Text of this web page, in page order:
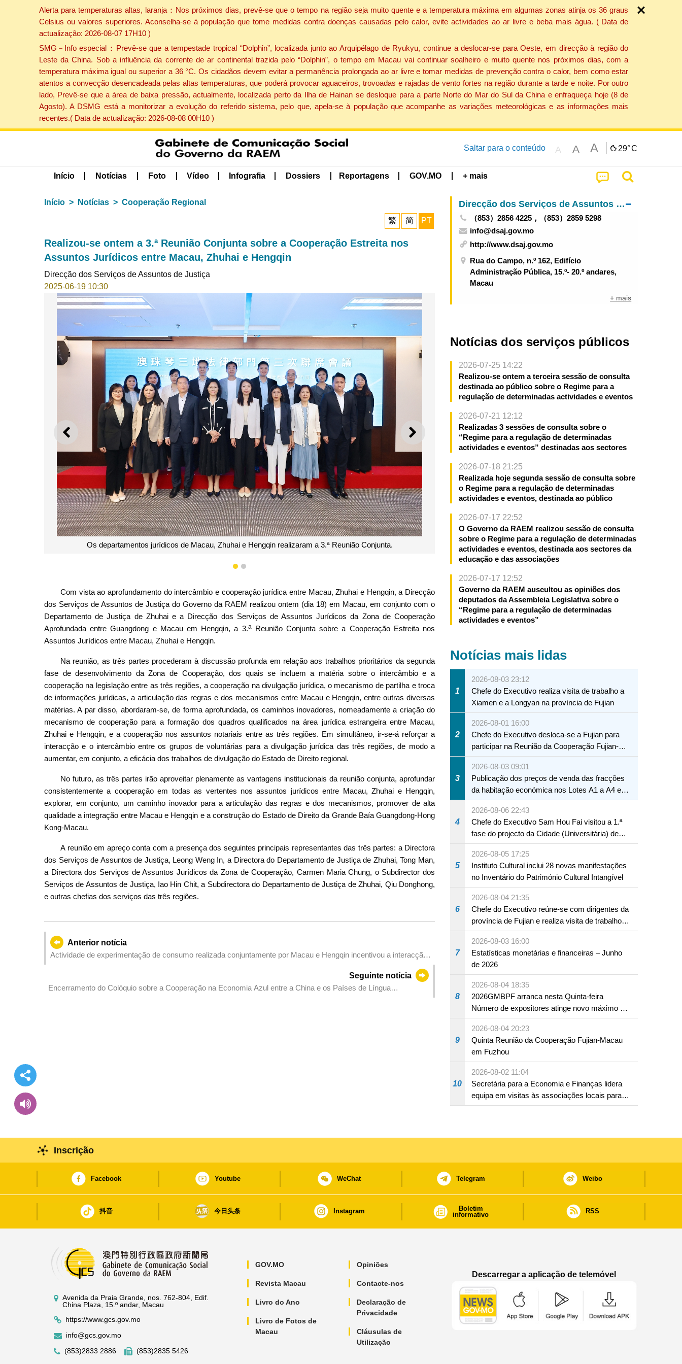
Alerta para temperaturas altas, laranja：Nos próximos dias, prevê-se que o tempo na região seja muito quente e a temperatura máxima em algumas zonas atinja os 36 graus
Celsius ou valores superiores. Aconselha-se à população que tome medidas contra doenças causadas pelo calor, evite actividades ao ar livre e beba mais água. ( Data de
actualização: 2026-08-07 17H10 )
SMG－Info especial：Prevê-se que a tempestade tropical “Dolphin”, localizada junto ao Arquipélago de Ryukyu, continue a deslocar-se para Oeste, em direcção à região do
Leste da China. Sob a influência da corrente de ar continental trazida pelo “Dolphin”, o tempo em Macau vai continuar soalheiro e muito quente nos próximos dias, com a
temperatura máxima igual ou superior a 36 °C. Os cidadãos devem evitar a permanência prolongada ao ar livre e tomar medidas de prevenção contra o calor, bem como estar
atentos a convecção desencadeada pelas altas temperaturas, que poderá provocar aguaceiros, trovoadas e rajadas de vento fortes na região durante a tarde e noite. Por outro
lado, Prevê-se que a área de baixa pressão, actualmente, localizada perto da Ilha de Hainan se desloque para a parte Norte do Mar do Sul da China e enfraqueça hoje (8 de
Agosto). A DSMG está a monitorizar a evolução do referido sistema, pelo que, apela-se à população que acompanhe as variações meteorológicas e as informações mais
recentes.( Data de actualização: 2026-08-08 00H10 )
Saltar para o conteúdo A A A 29°C
Início Notícias Foto Vídeo Infografia Dossiers Reportagens GOV.MO + mais
Início Notícias Cooperação Regional
繁 简 PT
Realizou-se ontem a 3.ª Reunião Conjunta sobre a Cooperação Estreita nos
Assuntos Jurídicos entre Macau, Zhuhai e Hengqin
Direcção dos Serviços de Assuntos de Justiça
2025-06-19 10:30
ANTERIOR SEGUINTE
Os departamentos jurídicos de Macau, Zhuhai e Hengqin realizaram a 3.ª Reunião Conjunta.
1 2
Com vista ao aprofundamento do intercâmbio e cooperação jurídica entre Macau, Zhuhai e Hengqin, a Direcção
dos Serviços de Assuntos de Justiça do Governo da RAEM realizou ontem (dia 18) em Macau, em conjunto com o
Departamento de Justiça de Zhuhai e a Direcção dos Serviços de Assuntos Jurídicos da Zona de Cooperação
Aprofundada entre Guangdong e Macau em Hengqin, a 3.aReunião Conjunta sobre a Cooperação Estreita nos
Assuntos Jurídicos entre Macau, Zhuhai e Hengqin.
Na reunião, as três partes procederam à discussão profunda em relação aos trabalhos prioritários da segunda
fase de desenvolvimento da Zona de Cooperação, dos quais se incluem a matéria sobre o intercâmbio e a
cooperação na legislação entre as três regiões, a cooperação na divulgação jurídica, o mecanismo de partilha e troca
de informações jurídicas, a articulação das regras e dos mecanismos entre Macau e Hengqin, entre outras diversas
matérias. A par disso, abordaram-se, de forma aprofundada, os caminhos inovadores, nomeadamente a criação do
mecanismo de cooperação para a formação dos quadros qualificados na área jurídica estrangeira entre Macau,
Zhuhai e Hengqin, e a cooperação nos assuntos notariais entre as três regiões. Em simultâneo, ir-se-á reforçar a
interacção e o intercâmbio entre os grupos de voluntárias para a divulgação jurídica das três regiões, de modo a
aumentar, em conjunto, a eficácia dos trabalhos de divulgação do Estado de Direito regional.
No futuro, as três partes irão aproveitar plenamente as vantagens institucionais da reunião conjunta, aprofundar
consistentemente a cooperação em todas as vertentes nos assuntos jurídicos entre Macau, Zhuhai e Hengqin,
explorar, em conjunto, um caminho inovador para a articulação das regras e dos mecanismos, promover de alta
qualidade a integração entre Macau e Hengqin e a construção do Estado de Direito da Grande Baía Guangdong-Hong
Kong-Macau.
A reunião em apreço conta com a presença dos seguintes principais representantes das três partes: a Directora
dos Serviços de Assuntos de Justiça, Leong Weng In, a Directora do Departamento de Justiça de Zhuhai, Tong Man,
a Directora dos Serviços de Assuntos Jurídicos da Zona de Cooperação, Carmen Maria Chung, o Subdirector dos
Serviços de Assuntos de Justiça, Iao Hin Chit, a Subdirectora do Departamento de Justiça de Zhuhai, Qiu Donghong,
e outras chefias dos serviços das três regiões.
Anterior notícia
Actividade de experimentação de consumo realizada conjuntamente por Macau e Hengqin incentivou a interacção
Seguinte notícia
Encerramento do Colóquio sobre a Cooperação na Economia Azul entre a China e os Países de Língua
Direcção dos Serviços de Assuntos de Justiça
（853）2856 4225，（853）2859 5298
info@dsaj.gov.mo
http://www.dsaj.gov.mo
Rua do Campo, n.º 162, Edifício
Administração Pública, 15.º- 20.º andares,
Macau
+ mais
Notícias dos serviços públicos
2026-07-25 14:22
Realizou-se ontem a terceira sessão de consulta
destinada ao público sobre o Regime para a
regulação de determinadas actividades e eventos
2026-07-21 12:12
Realizadas 3 sessões de consulta sobre o
“Regime para a regulação de determinadas
actividades e eventos” destinadas aos sectores
2026-07-18 21:25
Realizada hoje segunda sessão de consulta sobre
o Regime para a regulação de determinadas
actividades e eventos, destinada ao público
2026-07-17 22:52
O Governo da RAEM realizou sessão de consulta
sobre o Regime para a regulação de determinadas
actividades e eventos, destinada aos sectores da
educação e das associações
2026-07-17 12:52
Governo da RAEM auscultou as opiniões dos
deputados da Assembleia Legislativa sobre o
“Regime para a regulação de determinadas
actividades e eventos”
Notícias mais lidas
1
2026-08-03 23:12
Chefe do Executivo realiza visita de trabalho a
Xiamen e a Longyan na província de Fujian
2
2026-08-01 16:00
Chefe do Executivo desloca-se a Fujian para
participar na Reunião da Cooperação Fujian-
Macau
3
2026-08-03 09:01
Publicação dos preços de venda das fracções
da habitação económica nos Lotes A1 a A4 e
A12 da Zona A dos Novos Aterros
4
2026-08-06 22:43
Chefe do Executivo Sam Hou Fai visitou a 1.ª
fase do projecto da Cidade (Universitária) de
Educação Internacional de Macau e Hengqin
5
2026-08-05 17:25
Instituto Cultural inclui 28 novas manifestações
no Inventário do Património Cultural Intangível
6
2026-08-04 21:35
Chefe do Executivo reúne-se com dirigentes da
província de Fujian e realiza visita de trabalho
em Fuzhou
7
2026-08-03 16:00
Estatísticas monetárias e financeiras – Junho
de 2026
8
2026-08-04 18:35
2026GMBPF arranca nesta Quinta-feira
Número de expositores atinge novo máximo em
18 anos
9
2026-08-04 20:23
Quinta Reunião da Cooperação Fujian-Macau
em Fuzhou
10
2026-08-02 11:04
Secretária para a Economia e Finanças lidera
equipa em visitas às associações locais para
consolidar consensos e promover os trabalhos
Inscrição
Facebook Youtube WeChat Telegram Weibo
抖音 今日头条 Instagram
Boletim
informativo
RSS
Avenida da Praia Grande, nos. 762-804, Edif.
China Plaza, 15.º andar, Macau
https://www.gcs.gov.mo
info@gcs.gov.mo
(853)2833 2886
(853)2835 5426
GOV.MO
Revista Macau
Livro do Ano
Livro de Fotos de
Macau
Opiniões
Contacte-nos
Declaração de
Privacidade
Cláusulas de
Utilização
Descarregar a aplicação de telemóvel